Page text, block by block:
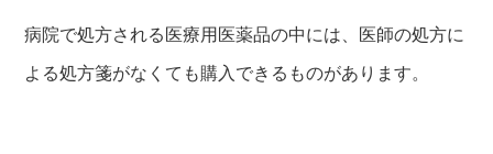
病院で処方される医療用医薬品の中には、医師の処方に
よる処方箋がなくても購入できるものがあります。